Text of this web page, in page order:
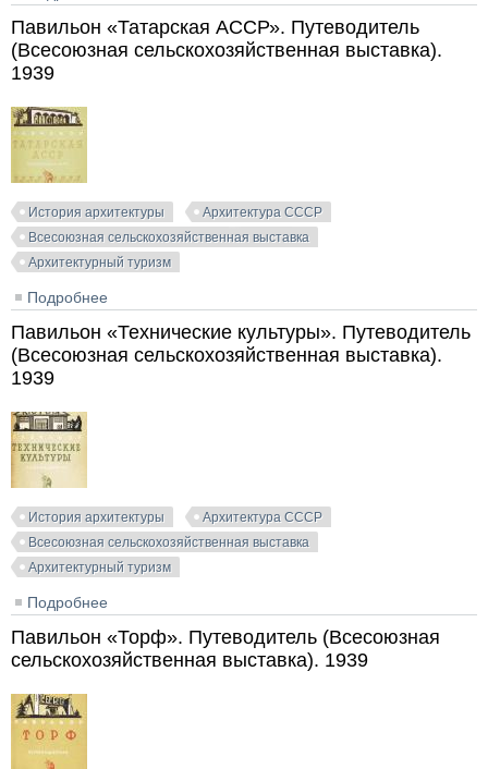
Павильон «Татарская АССР». Путеводитель
(Всесоюзная сельскохозяйственная выставка).
1939
История архитектуры
Архитектура СССР
Всесоюзная сельскохозяйственная выставка
Архитектурный туризм
Подробнее
Павильон «Технические культуры». Путеводитель
(Всесоюзная сельскохозяйственная выставка).
1939
История архитектуры
Архитектура СССР
Всесоюзная сельскохозяйственная выставка
Архитектурный туризм
Подробнее
Павильон «Торф». Путеводитель (Всесоюзная
сельскохозяйственная выставка). 1939